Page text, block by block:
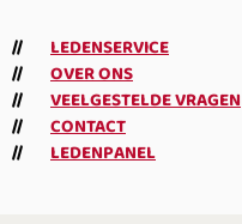
LEDENSERVICE
OVER ONS
VEELGESTELDE VRAGEN
CONTACT
LEDENPANEL